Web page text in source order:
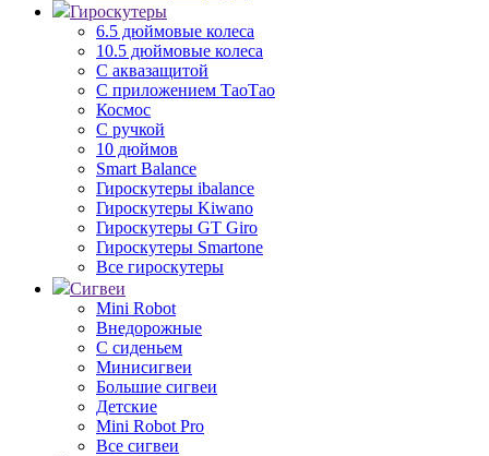
Гироскутеры
6.5 дюймовые колеса
10.5 дюймовые колеса
С аквазащитой
С приложением ТаоТао
Космос
С ручкой
10 дюймов
Smart Balance
Гироскутеры ibalance
Гироскутеры Kiwano
Гироскутеры GT Giro
Гироскутеры Smartone
Все гироскутеры
Сигвеи
Mini Robot
Внедорожные
С сиденьем
Минисигвеи
Большие сигвеи
Детские
Mini Robot Pro
Все сигвеи